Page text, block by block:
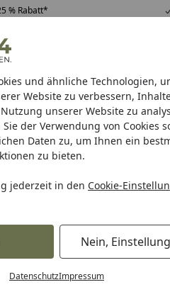
und ähnliche Technologien,
Website zu verbessern,
unserer Website zu
der Verwendung von Cookies
Daten zu, um Ihnen ein
zu bieten.
jederzeit in den Cookie-
Nein,
DatenschutzImpressum
% Rabatt*
Bewertungen
Tipps & Tricks
Kabelgeführte Geräte
Pools inkl.
Traumpool im Sorglos-
Akku Beleuchtung
Beleuchtung